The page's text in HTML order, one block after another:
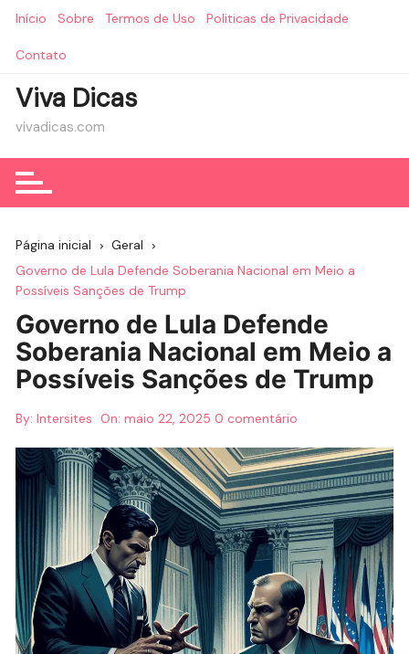
Início Sobre Termos de Uso Politicas de Privacidade
Contato
Viva Dicas
vivadicas.com
Página inicial
Geral
Governo de Lula Defende Soberania Nacional em Meio a
Possíveis Sanções de Trump
Governo de Lula Defende
Soberania Nacional em Meio a
Possíveis Sanções de Trump
By: Intersites On:maio 22, 2025 0 comentário